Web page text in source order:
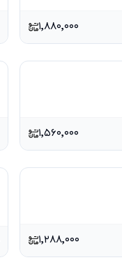
۱٬۸۸۰٬۰۰۰
۱٬۵۶۰٬۰۰۰
۱٬۲۸۸٬۰۰۰